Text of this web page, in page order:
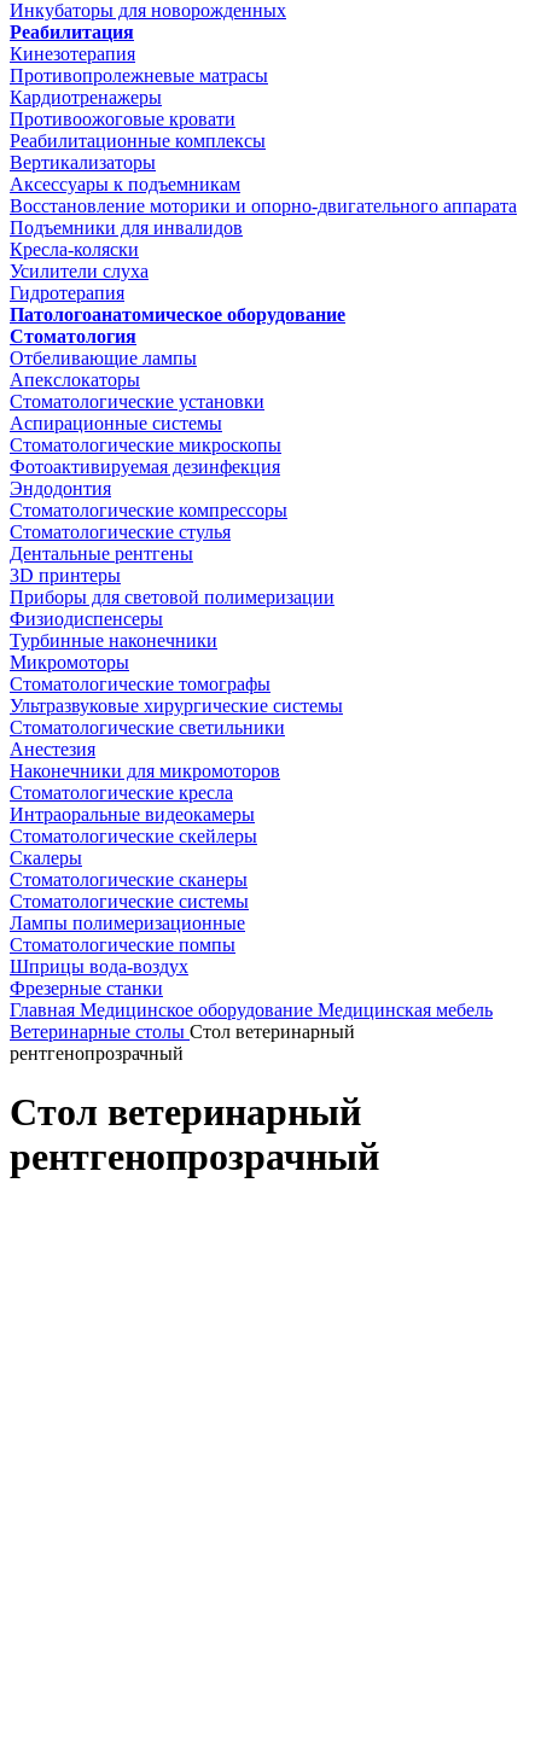
Инкубаторы для новорожденных
Реабилитация
Кинезотерапия
Противопролежневые матрасы
Кардиотренажеры
Противоожоговые кровати
Реабилитационные комплексы
Вертикализаторы
Аксессуары к подъемникам
Восстановление моторики и опорно-двигательного аппарата
Подъемники для инвалидов
Кресла-коляски
Усилители слуха
Гидротерапия
Патологоанатомическое оборудование
Стоматология
Отбеливающие лампы
Апекслокаторы
Стоматологические установки
Аспирационные системы
Стоматологические микроскопы
Фотоактивируемая дезинфекция
Эндодонтия
Стоматологические компрессоры
Стоматологические стулья
Дентальные рентгены
3D принтеры
Приборы для световой полимеризации
Физиодиспенсеры
Турбинные наконечники
Микромоторы
Стоматологические томографы
Ультразвуковые хирургические системы
Стоматологические светильники
Анестезия
Наконечники для микромоторов
Стоматологические кресла
Интраоральные видеокамеры
Стоматологические скейлеры
Скалеры
Стоматологические сканеры
Стоматологические системы
Лампы полимеризационные
Стоматологические помпы
Шприцы вода-воздух
Фрезерные станки
Главная Медицинское оборудование Медицинская мебель
Ветеринарные столы Стол ветеринарный
рентгенопрозрачный
Стол ветеринарный
рентгенопрозрачный